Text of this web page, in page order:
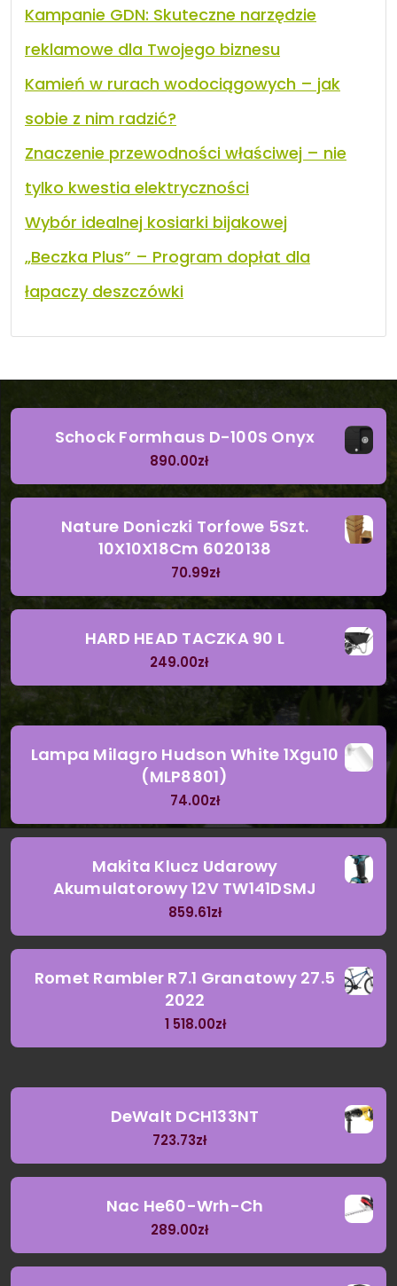
Kampanie GDN: Skuteczne narzędzie
reklamowe dla Twojego biznesu
Kamień w rurach wodociągowych – jak
sobie z nim radzić?
Znaczenie przewodności właściwej – nie
tylko kwestia elektryczności
Wybór idealnej kosiarki bijakowej
„Beczka Plus” – Program dopłat dla
łapaczy deszczówki
Schock Formhaus D-100S Onyx
890.00zł
Nature Doniczki Torfowe 5Szt.
10X10X18Cm 6020138
70.99zł
HARD HEAD TACZKA 90 L
249.00zł
Lampa Milagro Hudson White 1Xgu10
(MLP8801)
74.00zł
Makita Klucz Udarowy
Akumulatorowy 12V TW141DSMJ
859.61zł
Romet Rambler R7.1 Granatowy 27.5
2022
1 518.00zł
DeWalt DCH133NT
723.73zł
Nac He60-Wrh-Ch
289.00zł